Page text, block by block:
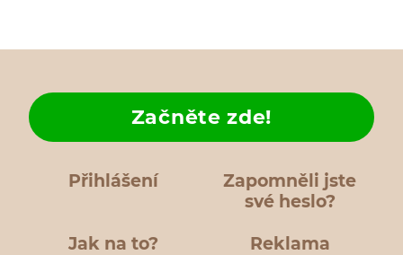
Přihlášení
Zapomněli jste
své heslo?
Jak na to?
Začněte zde!
Reklama